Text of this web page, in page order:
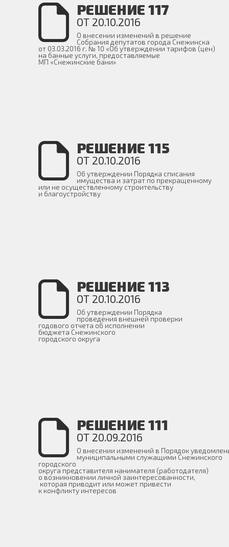
РЕШЕНИЕ 117
ОТ 20.10.2016
О внесении изменений в решение
Собрания депутатов города Снежинска
от 03.03.2016 г. № 10 «Об утверждении тарифов (цен)
на банные услуги, предоставляемые
МП «Снежинские бани»
РЕШЕНИЕ 115
ОТ 20.10.2016
Об утверждении Порядка списания
имущества и затрат по прекращенному
или не осуществленному строительству
и благоустройству
РЕШЕНИЕ 113
ОТ 20.10.2016
Об утверждении Порядка
проведения внешней проверки
годового отчета об исполнении
бюджета Снежинского
городского округа
РЕШЕНИЕ 111
ОТ 20.09.2016
О внесении изменений в Порядок
муниципальными служащими Снежинского
городского
округа представителя нанимателя (работодателя)
о возникновении личной заинтересованности,
которая приводит или может привести
к конфликту интересов